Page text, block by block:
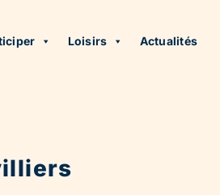
Loisirs Actualités